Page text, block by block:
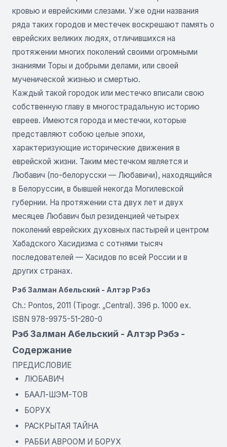
кровью и еврейскими слезами. Уже одни названия
ряда таких городов и местечек воскрешают память о
еврейских великих людях, отличившихся на
протяжении многих поколений своими огромными
знаниями Торы и добрыми делами, или своей
мученической жизнью и смертью.
Каждый такой городок или местечко вписали свою
собственную главу в многострадальную историю
евреев. Имеются города и местечки, которые
представляют собою целые эпохи,
характеризующие исторические движения в
еврейской жизни. Таким местечком является и
Любавич (по-белорусски — Любавичи), находящийся
в Белоруссии, в бывшей некогда Могилевской
губернии. На протяжении ста двух лет и двух
месяцев Любавич был резиденцией четырех
поколений еврейских духовных пастырей и центром
Хабадского Хасидизма с сотнями тысяч
последователей — Хасидов по всей России и в
других странах.
Рэб Залман Абельский - Алтэр Рэбэ
Ch.: Pontos, 2011 (Tipogr. „Central). 396 p. 1000 ex.
ISBN 978-9975-51-280-0
Рэб Залман Абельский - Алтэр Рэбэ -
Содержание
ПРЕДИСЛОВИЕ
ЛЮБАВИЧ
БААЛ-ШЭМ-ТОВ
БОРУХ
РАСКРЫТАЯ ТАЙНА
РАББИ АВРООМ И БОРУХ